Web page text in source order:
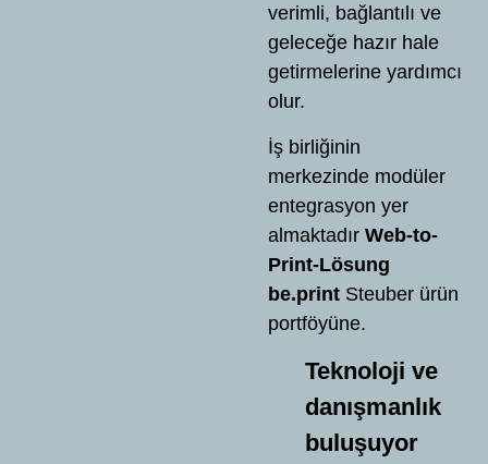
verimli, bağlantılı ve
geleceğe hazır hale
getirmelerine yardımcı
olur.
İş birliğinin
merkezinde modüler
entegrasyon yer
almaktadırWeb-to-
Print-Lösung
be.print Steuber ürün
portföyüne.
Teknoloji ve
danışmanlık
buluşuyor